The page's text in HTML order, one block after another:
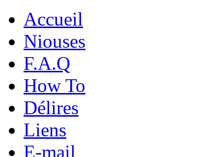
Accueil
Niouses
F.A.Q
How To
Délires
Liens
E-mail